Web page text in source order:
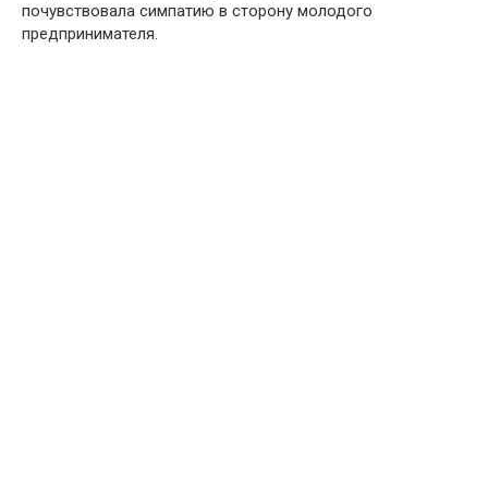
почувствовала симпатию в сторону молодого
предпринимателя.